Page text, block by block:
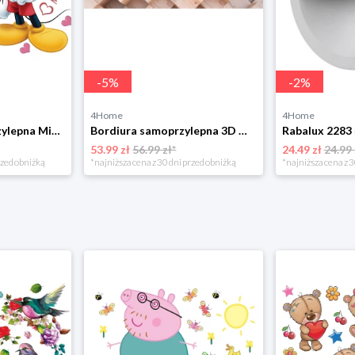
Dekoracja samoprzylepna Minnie i Mickey, różowa, 42,5 x 65 cm 4-Home
obniżką
-5%
4Home
Bordiura samoprzylepna 3D Woody, 500 x 14 cm 4-Home
53.99 zł56.99 zł*
*najniższa cena z 30 dni przed obniżką
-2%
4Home
24.49 zł24.99
*najniższa cena z